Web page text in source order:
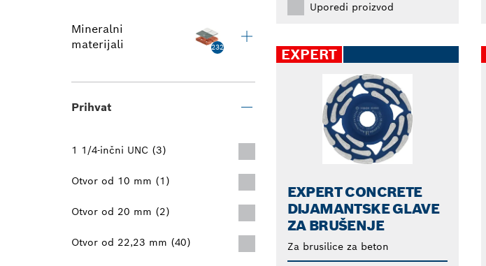
Mineralni
materijali
232
Prihvat
1 1/4-inčni UNC (3)
Otvor od 10 mm (1)
Otvor od 20 mm (2)
Otvor od 22,23 mm (40)
Uporedi proizvod
EXPERT
EXPERT CONCRETE
DIJAMANTSKE GLAVE
ZA BRUŠENJE
Za brusilice za beton